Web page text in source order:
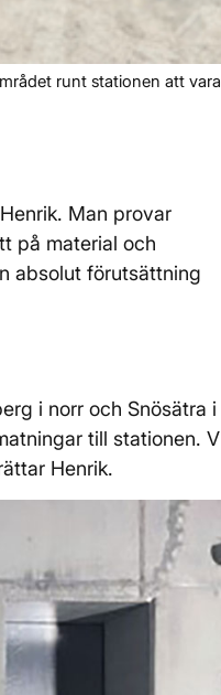
runt stationen att vara
Man provar
på material och
absolut förutsättning
i norr och Snösätra i
till stationen.
Henrik.